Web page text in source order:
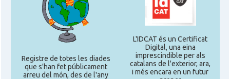
Registre de totes les diades
que s'han fet públicament
arreu del món, des de l'any
L'IDCAT és un Certificat
Digital, una eina
imprescindible per als
catalans de l'exterior, ara,
i més encara en un futur